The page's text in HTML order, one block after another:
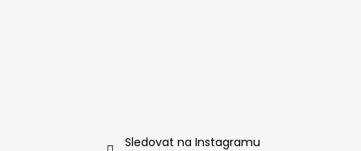
Sledovat na Instagramu